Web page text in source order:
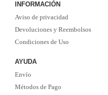
atendimento ao cliente amigável e
em todas as etapas do processo de compra.
Não se esqueça que, se o valor da sua
serviço de entrega EMS gratuito. Não
INFORMACIÓN
Aviso de privacidad
Devoluciones y Reembolsos
Condiciones de Uso
AYUDA
Envío
Métodos de Pago